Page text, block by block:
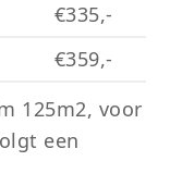
€335,-
€359,-
125m2, voor
een